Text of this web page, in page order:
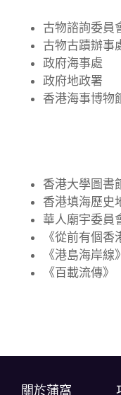
古物諮詢委員
古物古蹟辦事
政府海事處
政府地政署
香港海事博物
香港大學圖書
香港填海歷史
華人廟宇委員
《從前有個香
《港島海岸線
《百載流傳》
關於蒲窩​